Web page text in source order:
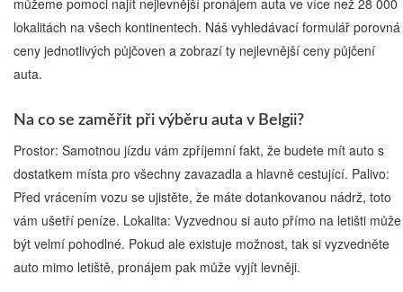
můžeme pomoci najít nejlevnější pronájem auta ve více než 28 000
lokalitách na všech kontinentech. Náš vyhledávací formulář porovná
ceny jednotlivých půjčoven a zobrazí ty nejlevnější ceny půjčení
auta.
Na co se zaměřit při výběru auta v Belgii?
Prostor: Samotnou jízdu vám zpříjemní fakt, že budete mít auto s
dostatkem místa pro všechny zavazadla a hlavně cestující. Palivo:
Před vrácením vozu se ujistěte, že máte dotankovanou nádrž, toto
vám ušetří peníze. Lokalita: Vyzvednou si auto přímo na letišti může
být velmí pohodlné. Pokud ale existuje možnost, tak si vyzvedněte
auto mimo letiště, pronájem pak může vyjít levněji.